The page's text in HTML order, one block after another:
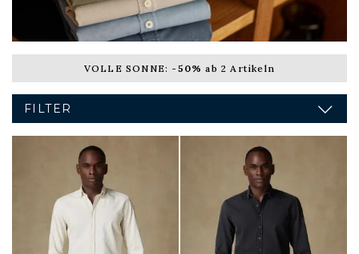
VOLLE SONNE: -50% ab 2 Artikeln
FILTER